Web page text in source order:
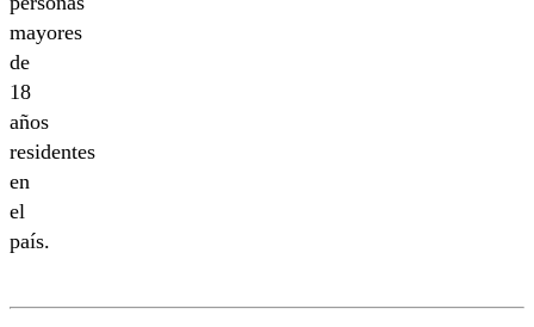
mayores
de
18
años
residentes
en
el
país.